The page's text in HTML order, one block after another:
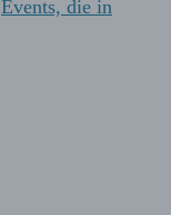
Events, die in